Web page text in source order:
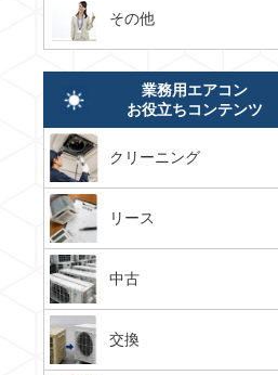
その他
業務用エアコン
お役立ちコンテンツ
クリーニング
リース
中古
交換